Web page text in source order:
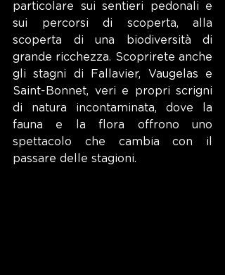
particolare sui sentieri pedonali e
sui percorsi di scoperta, alla
scoperta di una biodiversità di
grande ricchezza. Scoprirete anche
gli stagni di Fallavier, Vaugelas e
Saint-Bonnet, veri e propri scrigni
di natura incontaminata, dove la
fauna e la flora offrono uno
spettacolo che cambia con il
passare delle stagioni.